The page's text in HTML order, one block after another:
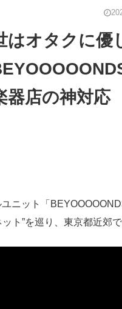
企業向けIT製品の総合サイト
はオタクに
器店の神対応
ニット「
ト”を巡り、東京都近郊